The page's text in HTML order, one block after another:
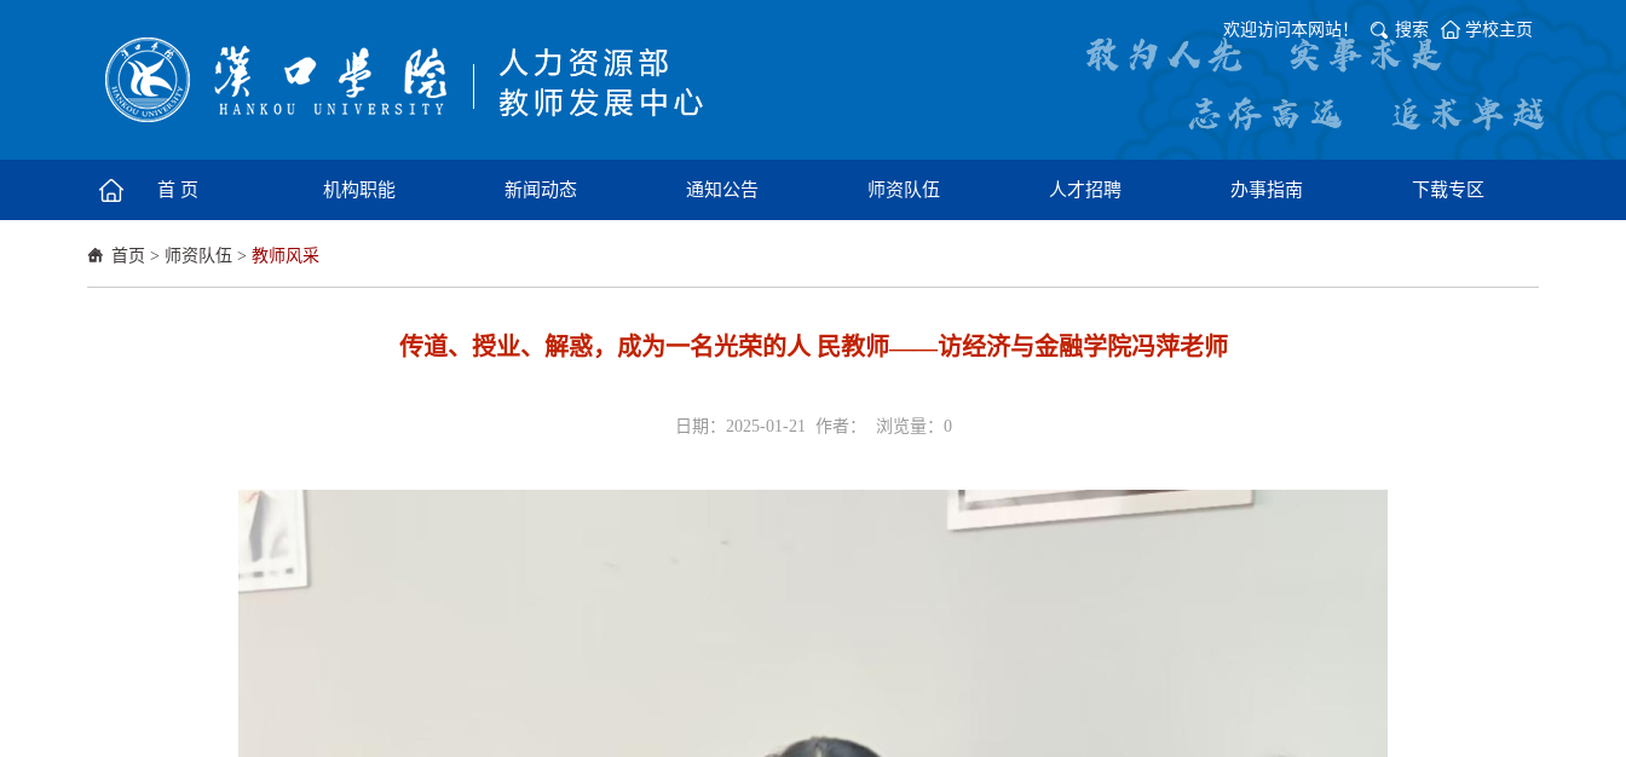
欢迎访问本网站！ 搜索 学校主页
首 页 机构职能 新闻动态 通知公告 师资队伍 人才招聘 办事指南 下载专区
首页 > 师资队伍 > 教师风采
传道、授业、解惑，成为一名光荣的人 民教师——访经济与金融学院冯萍老师
日期：2025-01-21 作者： 浏览量： 0